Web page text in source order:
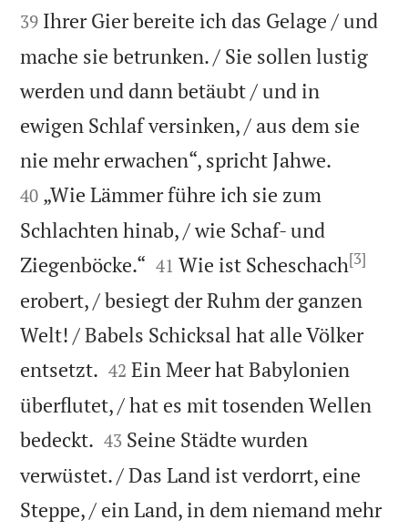
39 Ihrer Gier bereite ich das Gelage / und
mache sie betrunken. / Sie sollen lustig
werden und dann betäubt / und in
ewigen Schlaf versinken, / aus dem sie
nie mehr erwachen“, spricht Jahwe.
40 „Wie Lämmer führe ich sie zum
Schlachten hinab, / wie Schaf- und
Ziegenböcke.“ 

41 Wie ist Scheschach[3]
erobert, / besiegt der Ruhm der ganzen
Welt! / Babels Schicksal hat alle Völker
entsetzt. 

42 Ein Meer hat Babylonien
überflutet, / hat es mit tosenden Wellen
bedeckt. 

43 Seine Städte wurden
verwüstet. / Das Land ist verdorrt, eine
Steppe, / ein Land, in dem niemand mehr